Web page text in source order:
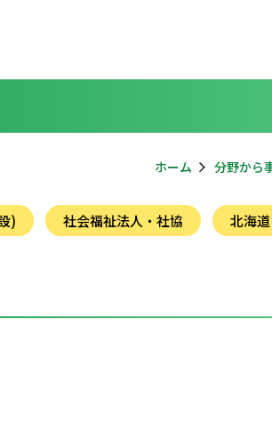
ホーム 分野から
) 社会福祉法人・社協 北海